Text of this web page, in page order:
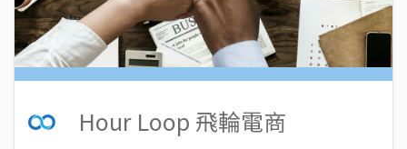
Hour Loop 飛輪電商